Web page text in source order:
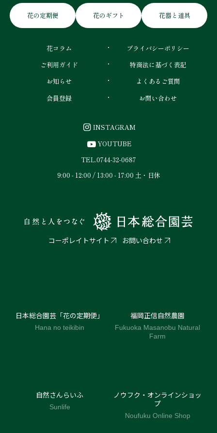
花の定期便 花のギフト 花器と道具
花コラム
ご利用ガイド
お知らせ
会員登録
プライバシーポリシー
特商法に基づく表記
よくあるご質問
お問い合わせ
INSTAGRAM
YOUTUBE
TEL.0744-32-0687
9:00 - 12:00 / 13:00 - 17:00 土・日休
コーポレイトサイト お問い合わせ
日本総合園芸「花の定期便」
Hana no teikibin
福岡正信自然農園
Fukuoka Masanobu Natural
Farm
自然さんらいふ
Sunlife
ノウフク・オンラインショッ
プ
Noufuku Online Shop